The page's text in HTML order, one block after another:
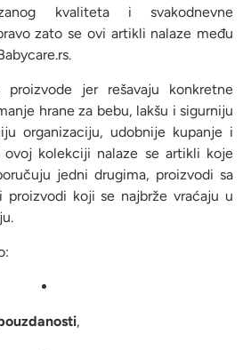
kvaliteta i svakodnevne
zato se ovi artikli nalaze među
jer rešavaju konkretne
hrane za bebu, lakšu i sigurniju
organizaciju, udobnije kupanje i
kolekciji nalaze se artikli koje
jedni drugima, proizvodi sa
proizvodi koji se najbrže vraćaju u
,